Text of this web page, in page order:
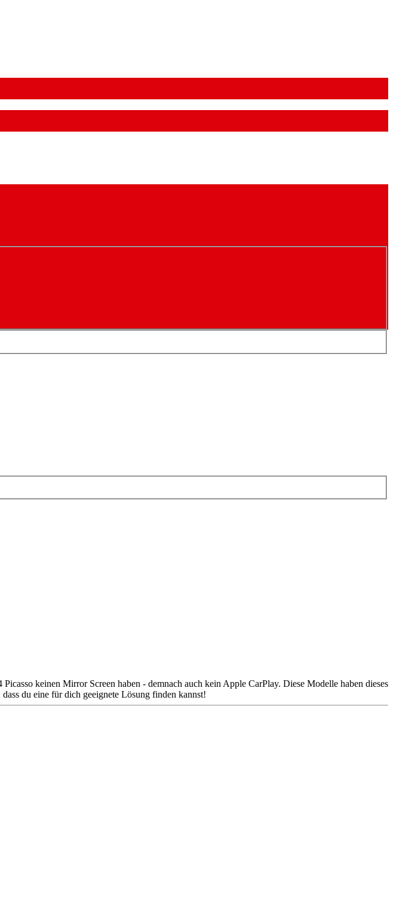
keinen Mirror Screen haben - demnach auch kein Apple CarPlay. Diese Modelle haben dieses
du eine für dich geeignete Lösung finden kannst!